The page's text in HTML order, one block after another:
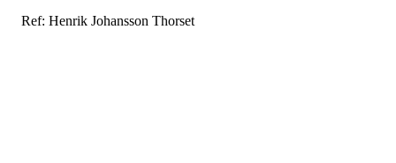
Ref: Henrik Johansson Thorset